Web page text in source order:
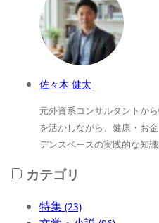
佐々木 健太
元外資系コンサルタントか
を活かしながら、健康・お
デンスベースの実践的な知識
カテゴリ
特集 (23)